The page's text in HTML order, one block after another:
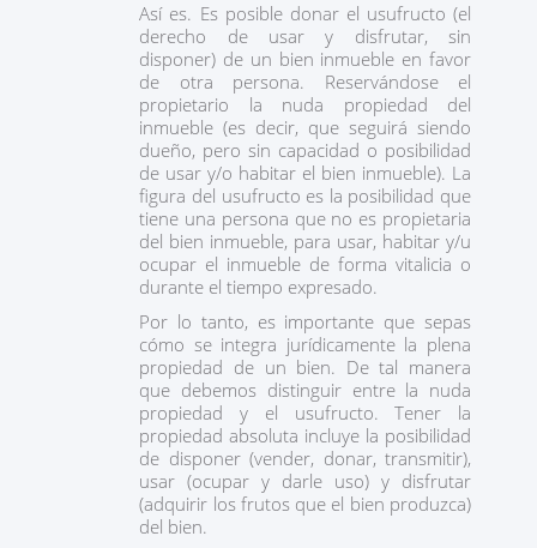
Así es. Es posible donar el usufructo (el
derecho de usar y disfrutar, sin
disponer) de un bien inmueble en favor
de otra persona. Reservándose el
propietario la nuda propiedad del
inmueble (es decir, que seguirá siendo
dueño, pero sin capacidad o posibilidad
de usar y/o habitar el bien inmueble). La
figura del usufructo es la posibilidad que
tiene una persona que no es propietaria
del bien inmueble, para usar, habitar y/u
ocupar el inmueble de forma vitalicia o
durante el tiempo expresado.
Por lo tanto, es importante que sepas
cómo se integra jurídicamente la plena
propiedad de un bien. De tal manera
que debemos distinguir entre la nuda
propiedad y el usufructo. Tener la
propiedad absoluta incluye la posibilidad
de disponer (vender, donar, transmitir),
usar (ocupar y darle uso) y disfrutar
(adquirir los frutos que el bien produzca)
del bien.